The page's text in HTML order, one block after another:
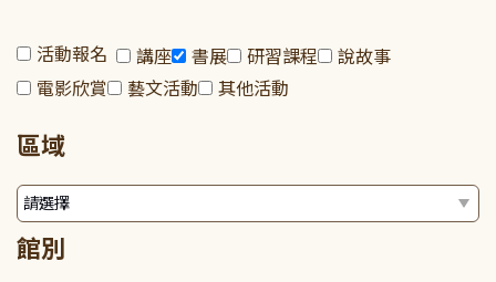
活動報名 講座 書展 研習課程
說故事
電影欣賞
藝文活動 其他活動
區域
館別